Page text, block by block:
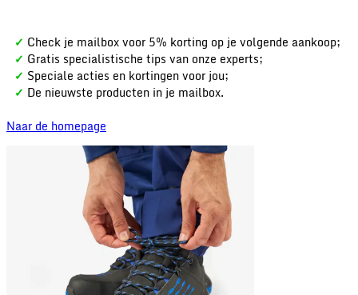
✓ Check je mailbox voor 5% korting op je volgende aankoop;
✓ Gratis specialistische tips van onze experts;
✓ Speciale acties en kortingen voor jou;
✓ De nieuwste producten in je mailbox.
Naar de homepage